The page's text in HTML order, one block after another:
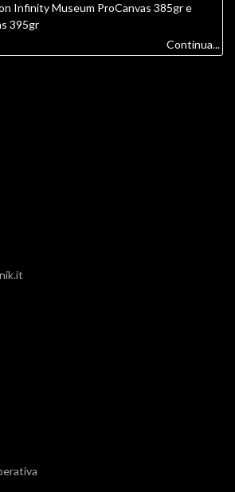
Infinity Museum ProCanvas 385gr e
395gr
Continua...